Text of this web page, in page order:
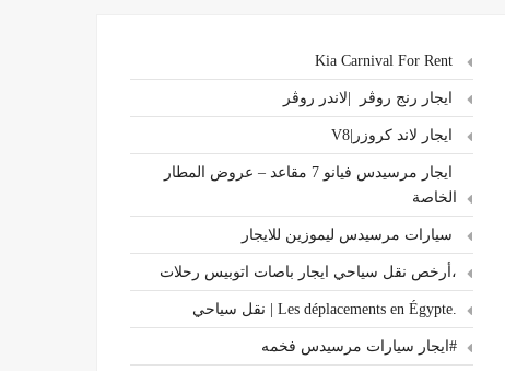
ايجار رنج روڤر |لاندر روڤر
ايجار لاند كروزر|V8
ايجار مرسيدس فيانو 7 مقاعد – عروض المطار
الخاصة
سيارات مرسيدس ليموزين للايجار
،أرخص نقل سياحي ايجار باصات اتوبيس رحلات
.Les déplacements en Égypte | نقل سياحي
#ايجار سيارات مرسيدس فخمه